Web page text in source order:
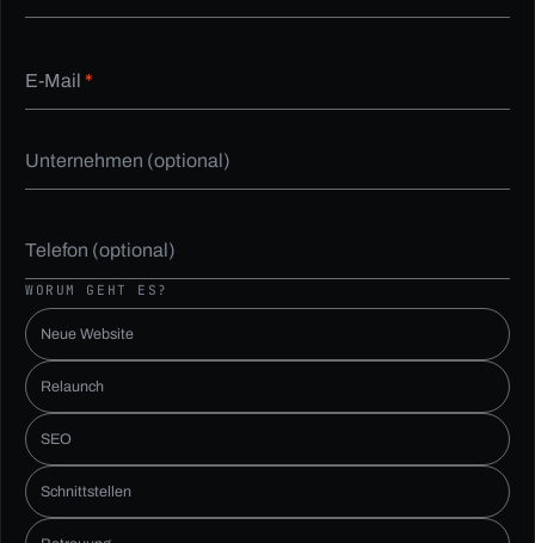
E-Mail *
Unternehmen (optional)
Telefon (optional)
WORUM GEHT ES?
Neue Website
Relaunch
SEO
Schnittstellen